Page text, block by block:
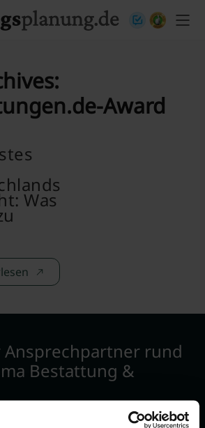
Award
Was
rund
Bestattung &